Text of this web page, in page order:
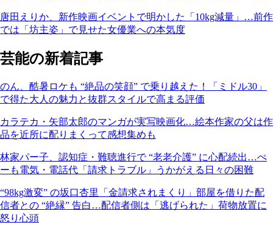
唐田えりか、新作映画イベントで明かした「10kg減量」…前作
では「坊主姿」で見せた女優業への本気度
芸能の新着記事
のん、酷暑ロケも “絶品の笑顔” で乗り越えた！「ミドル30」
で得た大人の魅力と抜群スタイルで高まる評価
カラテカ・矢部太郎のマンガが実写映画化…絵本作家の父は作
品を近所に配りまくって感想集めも
林家パー子、認知症・難聴進行で “老老介護” に心配続出…ぺ
ーも電気・電話代「請求トラブル」うかがえる日々の困難
“98kg激変” の坂口杏里「金請求されまくり」部屋を借りた配
信者との “絶縁” 告白…配信者側は「逃げられた」荷物放置に
怒り心頭